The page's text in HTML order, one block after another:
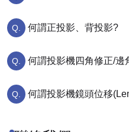
何謂正投影、背投影?
何謂投影機四角修正/邊
何謂投影機鏡頭位移